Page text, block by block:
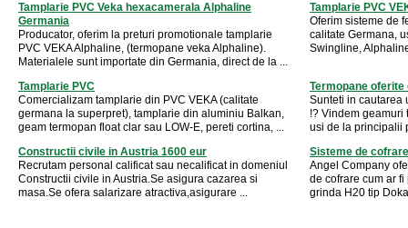
Tamplarie PVC Veka hexacamerala Alphaline
Germania
Producator, oferim la preturi promotionale tamplarie
PVC VEKA Alphaline, (termopane veka Alphaline).
Materialele sunt importate din Germania, direct de la ...
Tamplarie PVC
Oferim sisteme de
calitate Germana,
Swingline,
Tamplarie PVC
Comercializam tamplarie din PVC VEKA (calitate
germana la superpret), tamplarie din aluminiu Balkan,
geam termopan float clar sau LOW-E, pereti cortina, ...
Termopane
Sunteti in cautarea
!? Vindem geamuri
usi de la principalii
Constructii civile in Austria 1600 eur
Recrutam personal calificat sau necalificat in domeniul
Constructii civile in Austria.Se asigura cazarea si
masa.Se ofera salarizare atractiva,asigurare ...
Sisteme de
Angel Company
de cofrare cum ar
grinda H20 tip